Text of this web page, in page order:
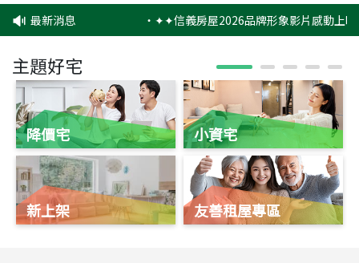
最新消息 ‧✦✦信義房屋2026品牌形象影片感動上
主題好宅
降價宅
新上架
小資宅
友善租屋專區